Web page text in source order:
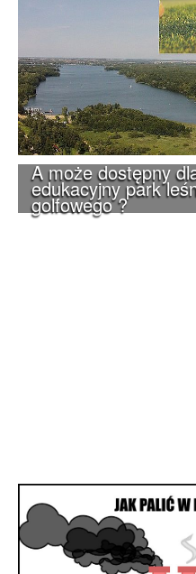
A może dostępny
edukacyjny park
golfowego ?